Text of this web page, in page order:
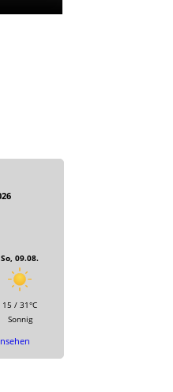
So, 09.08.
15 / 31°C
Sonnig